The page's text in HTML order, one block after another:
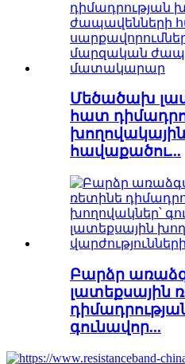
Մեծածախ
հատ
հավաքածու...
Բարձր
լատեքսային
գունավոր...